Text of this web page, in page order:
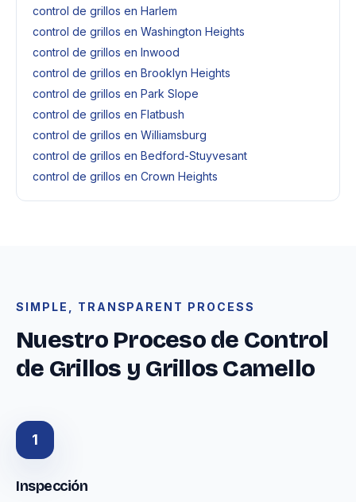
control de grillos en Harlem
control de grillos en Washington Heights
control de grillos en Inwood
control de grillos en Brooklyn Heights
control de grillos en Park Slope
control de grillos en Flatbush
control de grillos en Williamsburg
control de grillos en Bedford-Stuyvesant
control de grillos en Crown Heights
SIMPLE, TRANSPARENT PROCESS
Nuestro Proceso de Control
de Grillos y Grillos Camello
1
Inspección